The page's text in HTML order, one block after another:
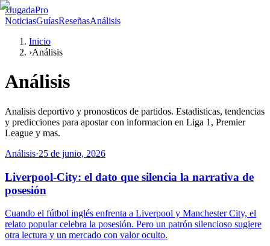
JJugadaPro
NoticiasGuíasReseñasAnálisis
Inicio
›Análisis
Análisis
Analisis deportivo y pronosticos de partidos. Estadisticas, tendencias
y predicciones para apostar con informacion en Liga 1, Premier
League y mas.
Análisis·25 de junio, 2026
Liverpool-City: el dato que silencia la narrativa de
posesión
Cuando el fútbol inglés enfrenta a Liverpool y Manchester City, el
relato popular celebra la posesión. Pero un patrón silencioso sugiere
otra lectura y un mercado con valor oculto.